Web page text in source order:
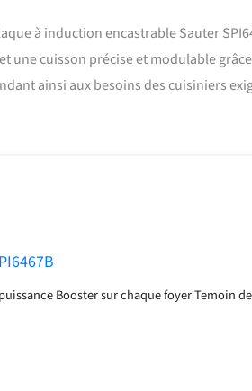
à induction encastrable Sauter
une cuisson précise et modulable grâce
ainsi aux besoins des cuisiniers
Booster sur chaque foyer Temoin